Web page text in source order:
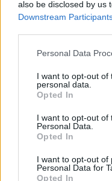
also be disclosed by us
Downstream
Please note that this
not limited to your visit
grant or deny consent
use your data for below
consent section.
Personal Data
I want to opt-out of
personal data.
Opted In
I want to opt-out of
Personal Data.
Opted In
I want to opt-out of
Personal Data for
Opted In